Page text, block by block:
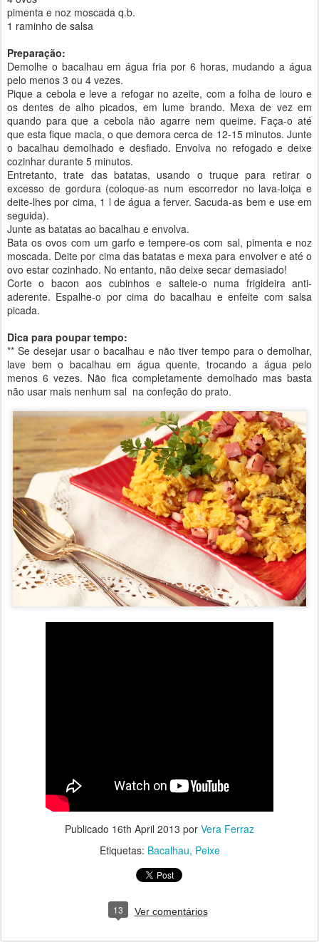
pimenta e noz moscada q.b.
1 raminho de salsa
Preparação:
Demolhe o bacalhau em água fria por 6 horas, mudando a água
pelo menos 3 ou 4 vezes.
Pique a cebola e leve a refogar no azeite, com a folha de louro e
os dentes de alho picados, em lume brando. Mexa de vez em
quando para que a cebola não agarre nem queime. Faça-o até
que esta fique macia, o que demora cerca de 12-15 minutos. Junte
o bacalhau demolhado e desfiado. Envolva no refogado e deixe
cozinhar durante 5 minutos.
Entretanto, trate das batatas, usando o truque para retirar o
excesso de gordura (coloque-as num escorredor no lava-loiça e
deite-lhes por cima, 1 l de água a ferver. Sacuda-as bem e use em
seguida).
Junte as batatas ao bacalhau e envolva.
Bata os ovos com um garfo e tempere-os com sal, pimenta e noz
moscada. Deite por cima das batatas e mexa para envolver e até o
ovo estar cozinhado. No entanto, não deixe secar demasiado!
Corte o bacon aos cubinhos e salteie-o numa frigideira anti-
aderente. Espalhe-o por cima do bacalhau e enfeite com salsa
picada.
Dica para poupar tempo:
** Se desejar usar o bacalhau e não tiver tempo para o demolhar,
lave bem o bacalhau em água quente, trocando a água pelo
menos 6 vezes. Não fica completamente demolhado mas basta
não usar mais nenhum sal na confeção do prato.
Publicado 16th April 2013 por Vera Ferraz
Etiquetas: Bacalhau Peixe
13 Ver comentários